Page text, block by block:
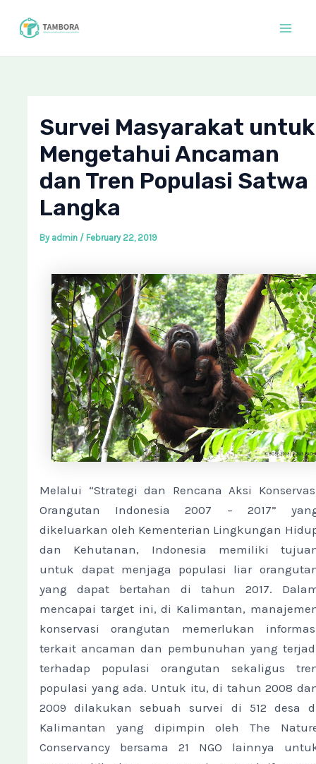
Survei Masyarakat untuk
Mengetahui Ancaman
dan Tren Populasi Satwa
Langka
By admin / February 22, 2019
Melalui “Strategi dan Rencana Aksi
Orangutan Indonesia 2007 – 2017”
dikeluarkan oleh Kementerian Lingkungan
dan Kehutanan, Indonesia memiliki
untuk dapat menjaga populasi liar
yang dapat bertahan di tahun 2017.
mencapai target ini, di Kalimantan,
konservasi orangutan memerlukan
terkait ancaman dan pembunuhan yang
terhadap populasi orangutan sekaligus
populasi yang ada. Untuk itu, di tahun 2008
2009 dilakukan sebuah survei di 512 desa
Kalimantan yang dipimpin oleh The
Conservancy bersama 21 NGO lainnya
navigation